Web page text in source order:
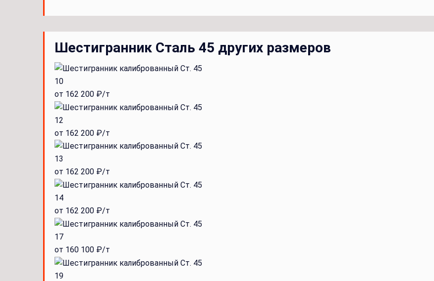
Шестигранник Сталь 45 других размеров
10
от 162 200 ₽/т
12
от 162 200 ₽/т
13
от 162 200 ₽/т
14
от 162 200 ₽/т
17
от 160 100 ₽/т
19